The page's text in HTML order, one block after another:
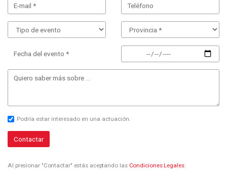
Fecha del evento *
Podría estar interesado en una actuación.
Contactar
Al presionar "Contactar" estás aceptando las Condiciones Legales.